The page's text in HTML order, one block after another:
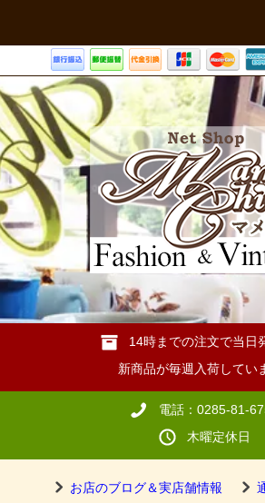
14時までの注文で当日
新商品が毎週入荷してい
電話：0285-81-
木曜定休日
お店のブログ＆実店舗情報